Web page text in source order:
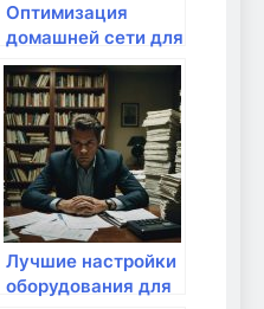
Оптимизация
домашней сети для
работы в условиях
удаленного
доступа
Лучшие настройки
оборудования для